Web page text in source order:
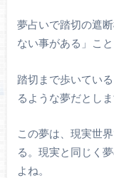
夢占いで踏切の遮
ない事がある」こ
踏切まで歩いてい
るような夢だとしま
この夢は、現実世
る。現実と同じく
よね。